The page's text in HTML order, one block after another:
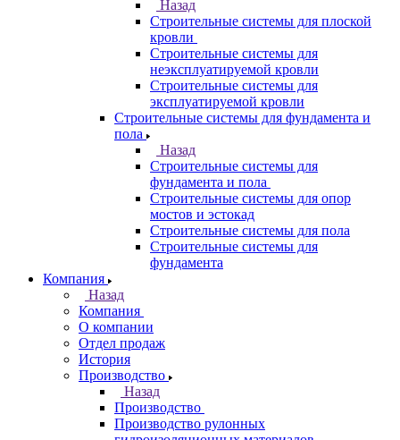
Назад
Строительные системы для плоской
кровли
Строительные системы для
неэксплуатируемой кровли
Строительные системы для
эксплуатируемой кровли
Строительные системы для фундамента и
пола
Назад
Строительные системы для
фундамента и пола
Строительные системы для опор
мостов и эстокад
Строительные системы для пола
Строительные системы для
фундамента
Компания
Назад
Компания
О компании
Отдел продаж
История
Производство
Назад
Производство
Производство рулонных